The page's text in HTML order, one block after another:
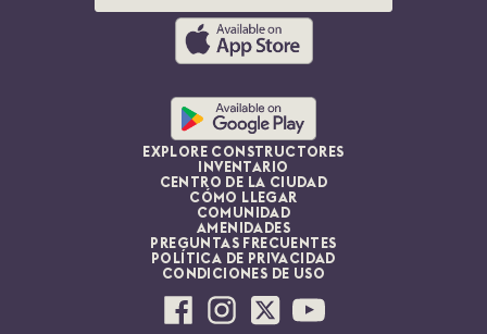
EXPLORE CONSTRUCTORES
INVENTARIO
CENTRO DE LA CIUDAD
CÓMO LLEGAR
COMUNIDAD
AMENIDADES
PREGUNTAS FRECUENTES
POLÍTICA DE PRIVACIDAD
CONDICIONES DE USO